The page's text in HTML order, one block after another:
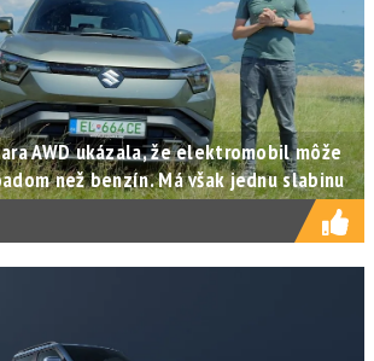
AWD ukázala, že elektromobil môže
než benzín. Má však jednu slabinu